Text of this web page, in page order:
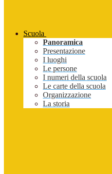
Scuola
Panoramica
Presentazione
I luoghi
Le persone
I numeri della scuola
Le carte della scuola
Organizzazione
La storia